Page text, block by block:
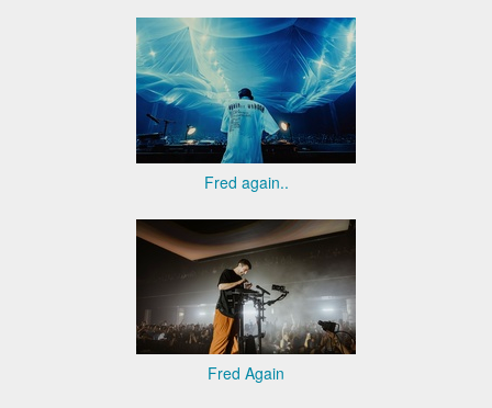
Fred again..
Fred Again